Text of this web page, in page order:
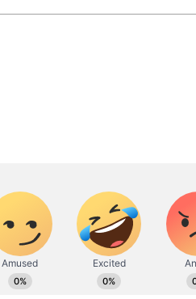
మిగిలిన ప్రాంతాల్లో
రోజు ఇక్క‌డ ఎన్నిక‌లు
ఛైర్‌పర్సన్ స్థానం అధికార
ఛైర్మన్, నెల్లూరు జిల్లా
కూటమి గెలుచుకుంది. అలాగే,